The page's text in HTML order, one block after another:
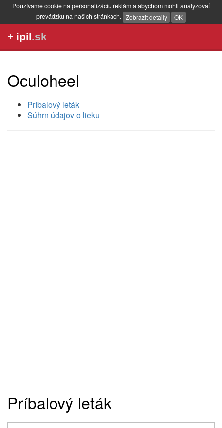
Používame cookie na personalizáciu reklám a abychom mohli analyzovať
prevádzku na našich stránkach. Zobrazit detaily OK
+ ipil.sk
Oculoheel
Príbalový leták
Súhrn údajov o lieku
Príbalový leták